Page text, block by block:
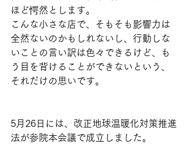
ほど愕然とします。
こんな小さな店で、そもそも影響力は
全然ないのかもしれないし、行動しな
いことの言い訳は色々できるけど、も
う目を背けることができないという、
それだけの思いです。
5月26日には、改正地球温暖化対策推進
法が参院本会議で成立しました。